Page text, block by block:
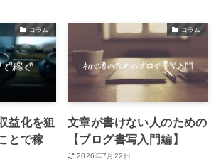
コラム
益化を狙
とで稼
コラム
文章が書けない人のための
【ブログ書写入門編】
2026年7月22日